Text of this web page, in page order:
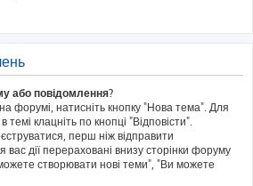
або повідомлення?
форумі, натисніть кнопку "Нова тема". Для
клацніть по кнопці "Відповісти".
перш ніж відправити
вас дії перераховані внизу сторінки форуму
створювати нові теми", "Ви можете